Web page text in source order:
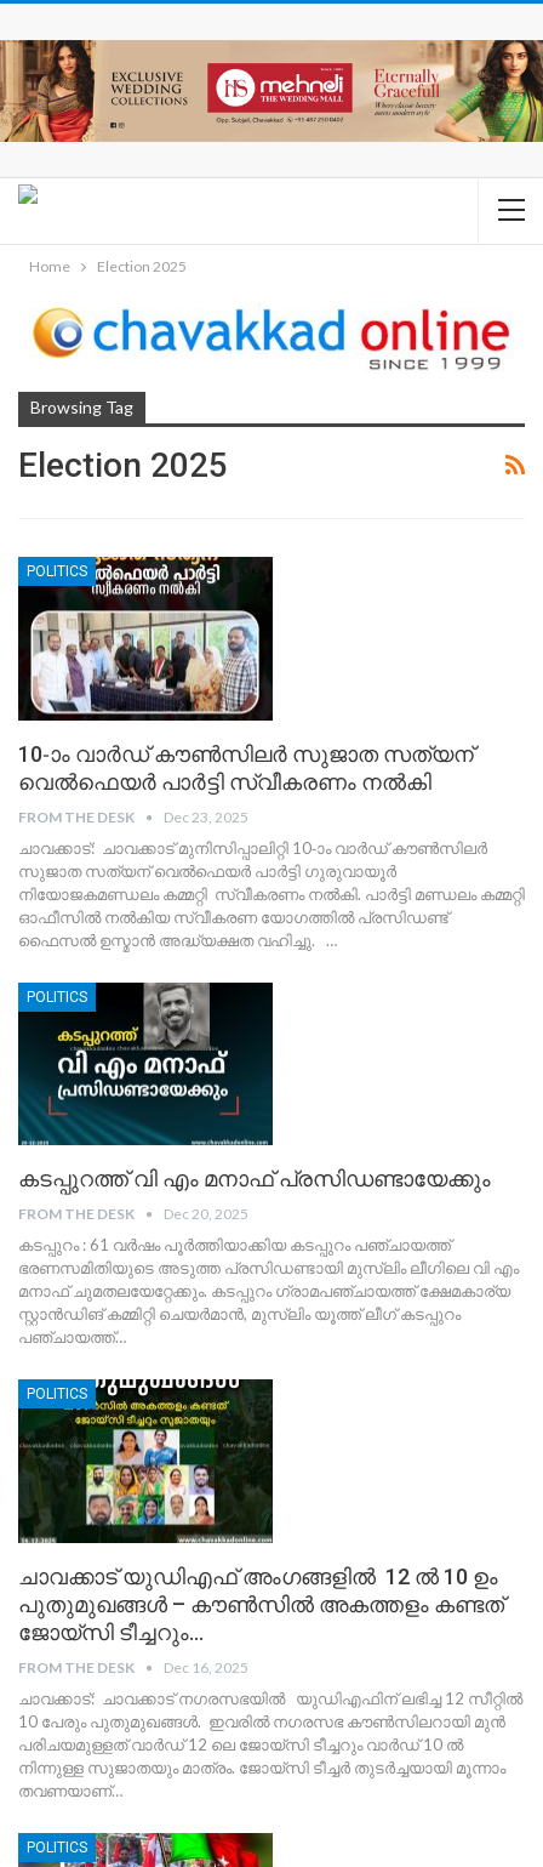
Home Election 2025
Browsing Tag
Election 2025
POLITICS
10-ാം വാർഡ്‌ കൗൺസിലർ സുജാത സത്യന്
വെൽഫെയർ പാർട്ടി സ്വീകരണം നൽകി
FROM THE DESK Dec 23, 2025
ചാവക്കാട്: ചാവക്കാട് മുനിസിപ്പാലിറ്റി 10-ാം വാർഡ്‌ കൗൺസിലർ
സുജാത സത്യന് വെൽഫെയർ പാർട്ടി ഗുരുവായൂർ
നിയോജകമണ്ഡലം കമ്മറ്റി സ്വീകരണം നൽകി. പാർട്ടി മണ്ഡലം കമ്മറ്റി
ഓഫീസിൽ നൽകിയ സ്വീകരണ യോഗത്തിൽ പ്രസിഡണ്ട്
ഫൈസൽ ഉസ്മാൻ അദ്ധ്യക്ഷത വഹിച്ചു. …
POLITICS
കടപ്പുറത്ത് വി എം മനാഫ് പ്രസിഡണ്ടായേക്കും
FROM THE DESK Dec 20, 2025
കടപ്പുറം : 61 വർഷം പൂർത്തിയാക്കിയ കടപ്പുറം പഞ്ചായത്ത്
ഭരണസമിതിയുടെ അടുത്ത പ്രസിഡണ്ടായി മുസ്‌ലിം ലീഗിലെ വി എം
മനാഫ് ചുമതലയേറ്റേക്കും. കടപ്പുറം ഗ്രാമപഞ്ചായത്ത് ക്ഷേമകാര്യ
സ്റ്റാൻഡിങ് കമ്മിറ്റി ചെയർമാൻ, മുസ്ലിം യൂത്ത് ലീഗ് കടപ്പുറം
പഞ്ചായത്ത്…
POLITICS
ചാവക്കാട് യുഡിഎഫ് അംഗങ്ങളിൽ 12 ൽ 10 ഉം
പുതുമുഖങ്ങൾ – കൗൺസിൽ അകത്തളം കണ്ടത്
ജോയ്സി ടീച്ചറും…
FROM THE DESK Dec 16, 2025
ചാവക്കാട്: ചാവക്കാട് നഗരസഭയിൽ യുഡിഎഫിന് ലഭിച്ച 12 സീറ്റിൽ
10 പേരും പുതുമുഖങ്ങൾ. ഇവരിൽ നഗരസഭ കൗൺസിലറായി മുൻ
പരിചയമുള്ളത് വാർഡ്‌ 12 ലെ ജോയ്സി ടീച്ചറും വാർഡ്‌ 10 ൽ
നിന്നുള്ള സുജാതയും മാത്രം. ജോയ്‌സി ടീച്ചർ തുടർച്ചയായി മൂന്നാം
തവണയാണ്…
POLITICS